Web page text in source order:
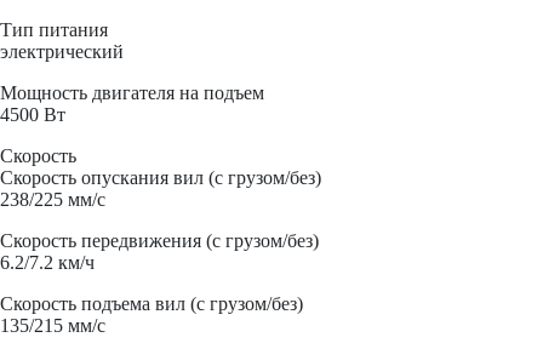
Тип питания
электрический
Мощность двигателя на подъем
4500 Вт
Скорость
Скорость опускания вил (с грузом/без)
238/225 мм/с
Скорость передвижения (с грузом/без)
6.2/7.2 км/ч
Скорость подъема вил (с грузом/без)
135/215 мм/с